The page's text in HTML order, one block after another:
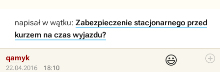
napisał w wątku: Zabezpieczenie stacjonarnego przed
kurzem na czas wyjazdu?
22.04.2016 18:10
😃
qamyk